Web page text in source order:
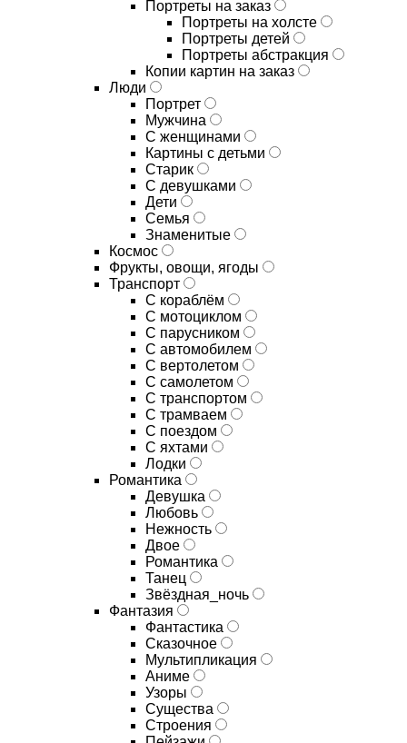
Портреты на заказ
Портреты на холсте
Портреты детей
Портреты абстракция
Копии картин на заказ
Люди
Портрет
Мужчина
С женщинами
Картины с детьми
Старик
С девушками
Дети
Семья
Знаменитые
Космос
Фрукты, овощи, ягоды
Транспорт
С кораблём
С мотоциклом
С парусником
С автомобилем
С вертолетом
С самолетом
С транспортом
С трамваем
С поездом
С яхтами
Лодки
Романтика
Девушка
Любовь
Нежность
Двое
Романтика
Танец
Звёздная_ночь
Фантазия
Фантастика
Сказочное
Мультипликация
Аниме
Узоры
Существа
Строения